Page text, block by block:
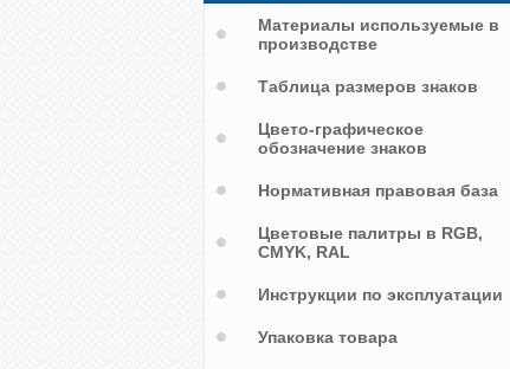
Материалы используемые в
производстве
Таблица размеров знаков
Цвето-графическое
обозначение знаков
Нормативная правовая база
Цветовые палитры в RGB,
CMYK, RAL
Инструкции по эксплуатации
Упаковка товара